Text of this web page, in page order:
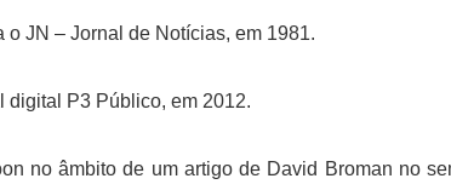
o JN – Jornal de Notícias, em 1981.
digital P3 Público, em 2012.
no âmbito de um artigo de David Broman no